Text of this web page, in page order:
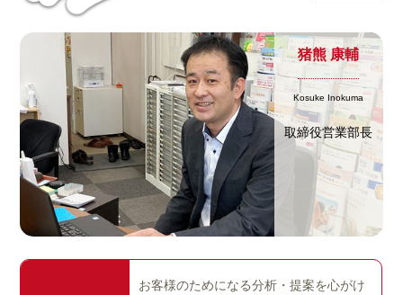
猪熊 康輔
Kosuke Inokuma
取締役営業部長
お客様のためになる分析・提案を心がけ